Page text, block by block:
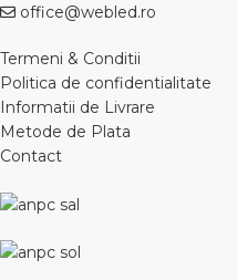
office@webled.ro
Termeni & Conditii
Politica de confidentialitate
Informatii de Livrare
Metode de Plata
Contact